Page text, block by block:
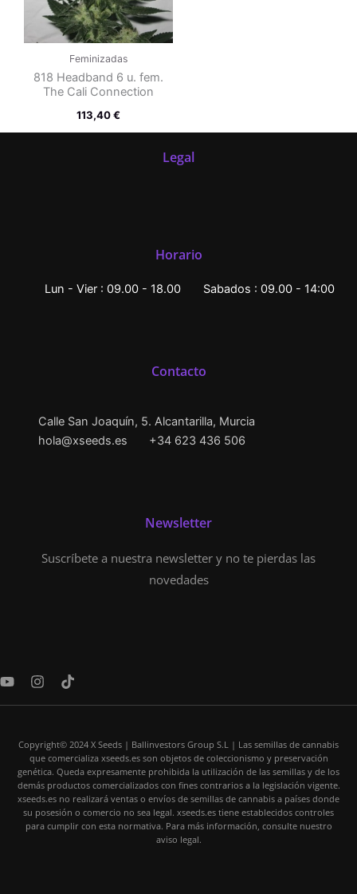
Feminizadas
818 Headband 6 u. fem.
The Cali Connection
113,40€
Legal
Horario
Lun - Vier : 09.00 - 18.00 Sabados : 09.00 - 14:00
Contacto
Calle San Joaquín, 5. Alcantarilla, Murcia
hola@xseeds.es
+34 623 436 506
Newsletter
Suscríbete a nuestra newsletter y no te pierdas las
novedades
Y
u
I
s
g
r
a
m
T
k
o
k
Copyright© 2024 X Seeds | Ballinvestors Group S.L | Las semillas de cannabis
que comercializa xseeds.es son objetos de coleccionismo y preservación
genética. Queda expresamente prohibida la utilización de las semillas y de los
demás productos comercializados con fines contrarios a la legislación vigente.
xseeds.es no realizará ventas o envíos de semillas de cannabis a países donde
su posesión o comercio no sea legal. xseeds.es tiene establecidos controles
para cumplir con esta normativa. Para más información, consulte nuestro
aviso legal.